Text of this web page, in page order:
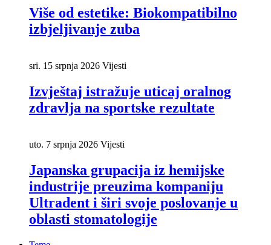
Više od estetike: Biokompatibilno
izbjeljivanje zuba
sri. 15 srpnja 2026 Vijesti
Izvještaj istražuje uticaj oralnog
zdravlja na sportske rezultate
uto. 7 srpnja 2026 Vijesti
Japanska grupacija iz hemijske
industrije preuzima kompaniju
Ultradent i širi svoje poslovanje u
oblasti stomatologije